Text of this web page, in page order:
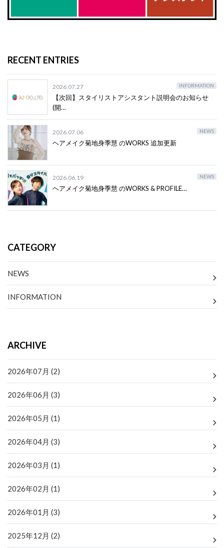
RECENT ENTRIES
2026.07.27 INFORMATION
【次回】スタイリストアシスタント説明会のお知らせ
(開…
2026.07.06 NEWS
ヘアメイク菊地身季慧 のWORKS 追加更新
2026.06.19 NEWS
ヘアメイク菊地身季慧 のWORKS & PROFILE…
CATEGORY
NEWS
INFORMATION
ARCHIVE
2026年07月 (2)
2026年06月 (3)
2026年05月 (1)
2026年04月 (3)
2026年03月 (1)
2026年02月 (1)
2026年01月 (3)
2025年12月 (2)